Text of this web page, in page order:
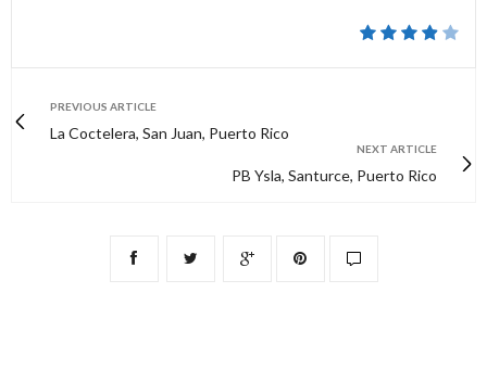
PREVIOUS ARTICLE
La Coctelera, San Juan, Puerto Rico
NEXT ARTICLE
PB Ysla, Santurce, Puerto Rico